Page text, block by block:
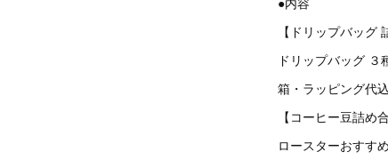
【ドリップバッグ
ドリップバッグ
箱・ラッピング代
【コーヒー豆詰め
ロースターおすす